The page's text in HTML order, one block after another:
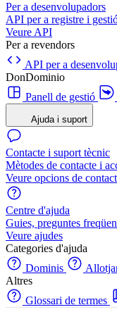
Per a desenvolupadors
API per a registre i
Veure API
Per a revendors
API per a
DonDominio
Panell de gestió
Ajuda i suport
Contacte i suport tècnic
Mètodes de contacte i
Veure opcions de
Centre d'ajuda
Guies, preguntes
Veure ajudes
Categories d'ajuda
Dominis
Altres
Glossari de termes